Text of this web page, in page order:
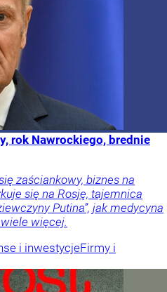
rok Nawrockiego, brednie
zaściankowy, biznes na
się na Rosję, tajemnica
Putina”, jak medycyna
więcej.
i inwestycjeFirmy i